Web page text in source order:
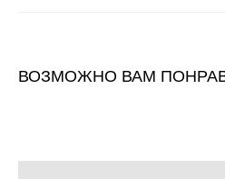
ВОЗМОЖНО ВАМ